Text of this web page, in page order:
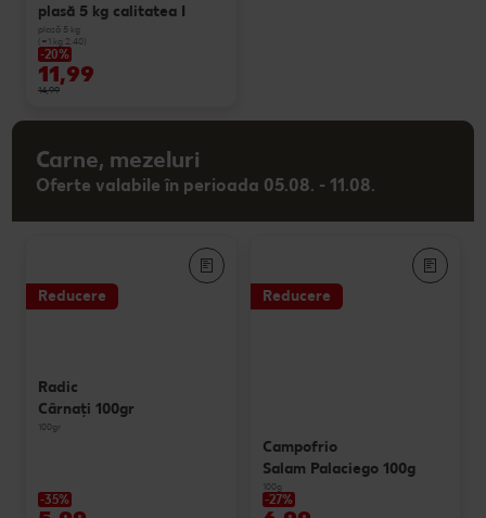
plasă 5 kg calitatea I
plasă 5 kg
(=1 kg 2.40)
-20%
11,99
14,99
Carne, mezeluri
Oferte valabile în perioada 05.08. - 11.08.
Reducere
Radic
Cârnaţi 100gr
100gr
-35%
Reducere
Campofrio
Salam Palaciego 100g
100g
-27%